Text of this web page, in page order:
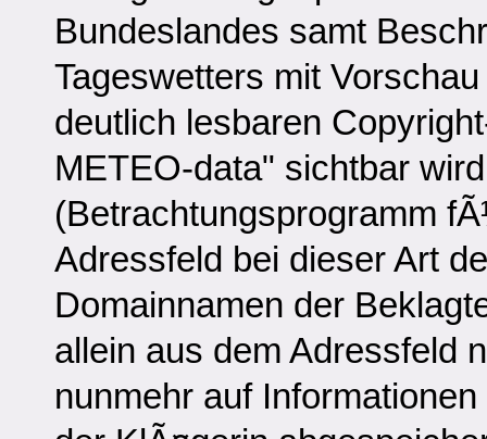
Bundeslandes samt
Tageswetters mit
deutlich lesbaren
METEO-data" sichtbar
(Betrachtungsprogramm
Adressfeld bei dieser Art
Domainnamen der
allein aus dem Adressfeld
nunmehr auf